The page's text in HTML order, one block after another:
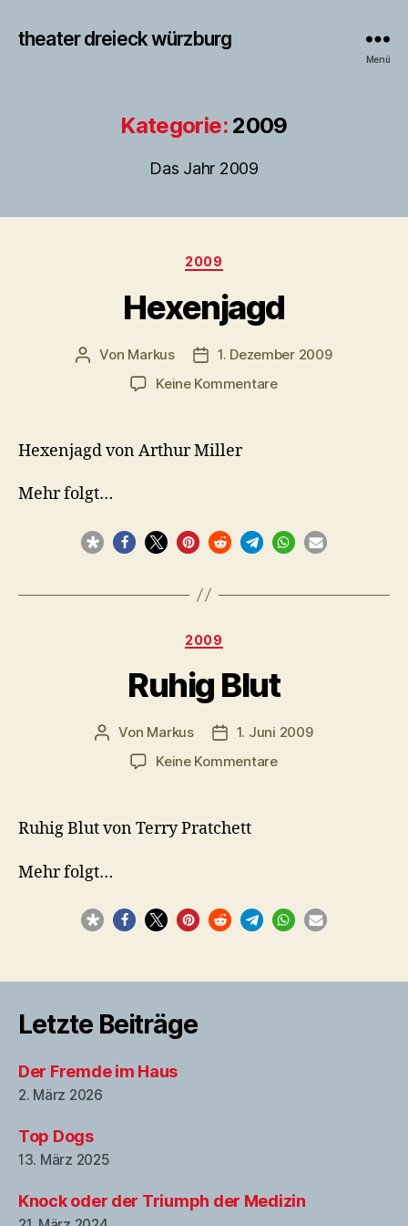
theater dreieck würzburg
Menü
Kategorie: 2009
Das Jahr 2009
Kategorien
2009
Hexenjagd
Beitragsautor
Von Markus Veröffentlichungsdatum
1. Dezember 2009
Keine Kommentarezu
Hexenjagd von Arthur Miller
Mehr folgt…
Kategorien
2009
Ruhig Blut
Beitragsautor
Von Markus Veröffentlichungsdatum
1. Juni 2009
Keine Kommentarezu
Ruhig Blut von Terry Pratchett
Mehr folgt…
Letzte Beiträge
Der Fremde im Haus
2. März 2026
Top Dogs
13. März 2025
Knock oder der Triumph der Medizin